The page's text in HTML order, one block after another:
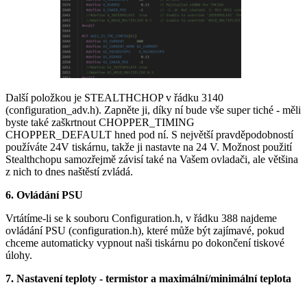
Další položkou je STEALTHCHOP v řádku 3140
(configuration_adv.h). Zapněte ji, díky ní bude vše super tiché - měli
byste také zaškrtnout CHOPPER_TIMING
CHOPPER_DEFAULT hned pod ní. S největší pravděpodobností
používáte 24V tiskárnu, takže ji nastavte na 24 V. Možnost použití
Stealthchopu samozřejmě závisí také na Vašem ovladači, ale většina
z nich to dnes naštěstí zvládá.
6. Ovládání PSU
Vrtátíme-li se k souboru Configuration.h, v řádku 388 najdeme
ovládání PSU (configuration.h), které může být zajímavé, pokud
chceme automaticky vypnout naši tiskárnu po dokončení tiskové
úlohy.
7. Nastavení teploty - termistor a maximální/minimální teplota